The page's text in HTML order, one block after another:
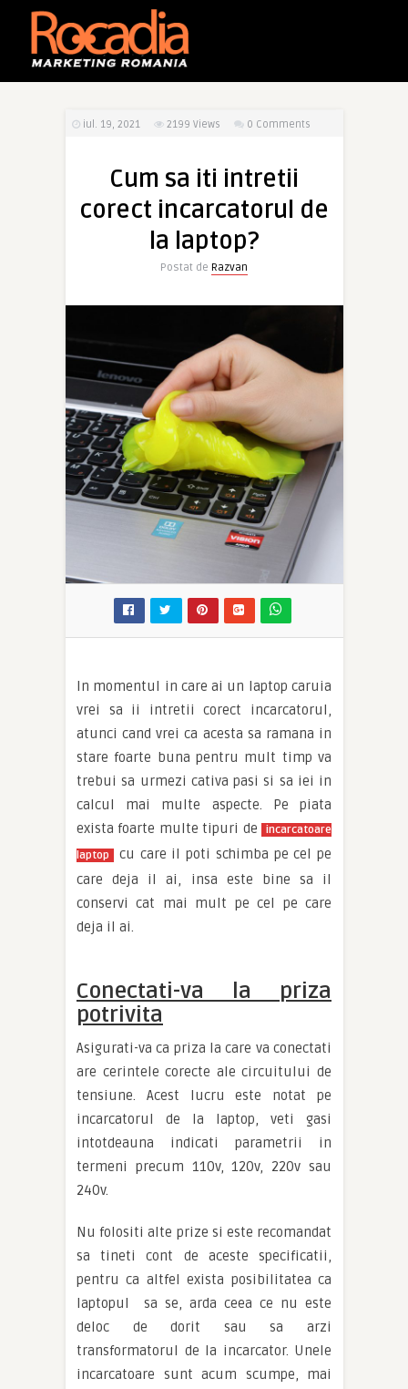
iul. 19, 2021 2199 Views 0 Comments
Cum sa iti intretii
corect incarcatorul de
la laptop?
Postat de Razvan
In momentul in care ai un laptop caruia
vrei sa ii intretii corect incarcatorul,
atunci cand vrei ca acesta sa ramana in
stare foarte buna pentru mult timp va
trebui sa urmezi cativa pasi si sa iei in
calcul mai multe aspecte. Pe piata
exista foarte multe tipuri de
incarcatoare
laptop
cu care il poti schimba pe cel pe
care deja il ai, insa este bine sa il
conservi cat mai mult pe cel pe care
deja il ai.
Conectati-va la priza
potrivita
Asigurati-va ca priza la care va conectati
are cerintele corecte ale circuitului de
tensiune. Acest lucru este notat pe
incarcatorul de la laptop, veti gasi
intotdeauna indicati parametrii in
termeni precum 110v, 120v, 220v sau
240v.
Nu folositi alte prize si este recomandat
sa tineti cont de aceste specificatii,
pentru ca altfel exista posibilitatea ca
laptopul sa se, arda ceea ce nu este
deloc de dorit sau sa arzi
transformatorul de la incarcator. Unele
incarcatoare sunt acum scumpe, mai